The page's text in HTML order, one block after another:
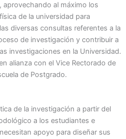
aprovechando al máximo los
de la universidad para
diversas consultas referentes a la
de investigación y contribuir a
investigaciones en la Universidad.
alianza con el Vice Rectorado de
de Postgrado.
de la investigación a partir del
a los estudiantes e
apoyo para diseñar sus